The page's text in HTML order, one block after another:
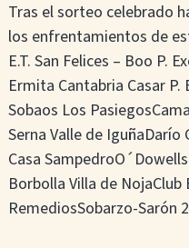
Tras el sorteo celebrado
los enfrentamientos de
E.T. San Felices – Boo P.
Ermita Cantabria Casar
Sobaos Los
Serna Valle de
Casa
Borbolla Villa de NojaClub
RemediosSobarzo-Sarón